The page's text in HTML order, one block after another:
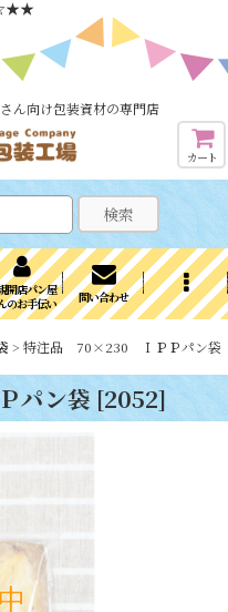
☆★★
ん向け包装資材の専門店
カート
検索
開店パン屋
のお手伝い
問い合わせ
> 特注品 70×230 ＩＰＰパン袋
パン袋 [2052]